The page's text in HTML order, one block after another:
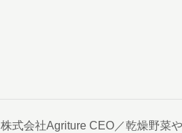
株式会社Agriture CEO／乾燥野菜